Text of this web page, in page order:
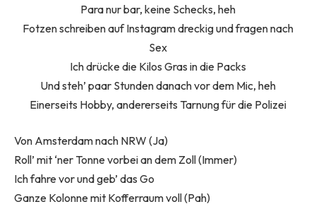
Para nur bar, keine Schecks, heh
Fotzen schreiben auf Instagram dreckig und fragen nach
Sex
Ich drücke die Kilos Gras in die Packs
Und steh’ paar Stunden danach vor dem Mic, heh
Einerseits Hobby, andererseits Tarnung für die Polizei
Von Amsterdam nach NRW (Ja)
Roll’ mit ‘ner Tonne vorbei an dem Zoll (Immer)
Ich fahre vor und geb’ das Go
Ganze Kolonne mit Kofferraum voll (Pah)